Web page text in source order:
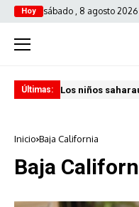
Hoy sábado , 8 agosto 2026
Últimas: Los niños
Inicio Baja California
Baja